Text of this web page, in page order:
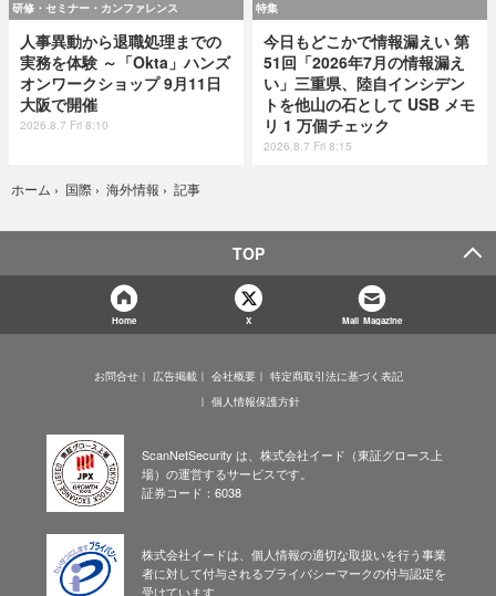
研修・セミナー・カンファレンス
人事異動から退職処理までの
実務を体験 ～「Okta」ハンズ
オンワークショップ 9月11日
大阪で開催
2026.8.7 Fri 8:10
特集
今日もどこかで情報漏えい 第
51回「2026年7月の情報漏え
い」三重県、陸自インシデン
トを他山の石として USB メモ
リ 1 万個チェック
2026.8.7 Fri 8:15
ホーム › 国際 › 海外情報 › 記事
TOP
Home X Mail Magazine
お問合せ 広告掲載 会社概要
特定商取引法に基づく表記
個人情報保護方針
ScanNetSecurity は、株式会社イード（東証グロース上
場）の運営するサービスです。
証券コード：6038
株式会社イードは、個人情報の適切な取扱いを行う事業
者に対して付与されるプライバシーマークの付与認定を
受けています。